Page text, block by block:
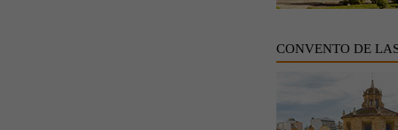
CONVENTO DE